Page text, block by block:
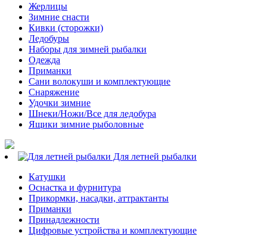
Жерлицы
Зимние снасти
Кивки (сторожки)
Ледобуры
Наборы для зимней рыбалки
Одежда
Приманки
Сани волокуши и комплектующие
Снаряжение
Удочки зимние
Шнеки/Ножи/Все для ледобура
Ящики зимние рыболовные
Для летней рыбалки
Катушки
Оснастка и фурнитура
Прикормки, насадки, аттрактанты
Приманки
Принадлежности
Цифровые устройства и комплектующие